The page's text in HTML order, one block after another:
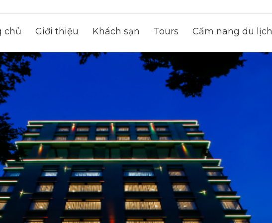
chủ Giới thiệu Khách sạn Tours Cẩm nang du lịch